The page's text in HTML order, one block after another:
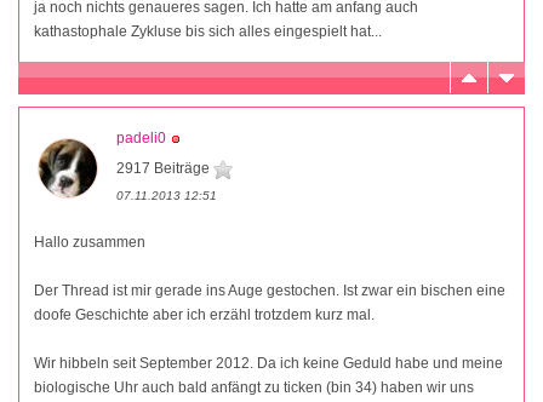
ja noch nichts genaueres sagen. Ich hatte am anfang auch
kathastophale Zykluse bis sich alles eingespielt hat...
padeli0
2917 Beiträge
07.11.2013 12:51
Hallo zusammen
Der Thread ist mir gerade ins Auge gestochen. Ist zwar ein bischen eine
doofe Geschichte aber ich erzähl trotzdem kurz mal.
Wir hibbeln seit September 2012. Da ich keine Geduld habe und meine
biologische Uhr auch bald anfängt zu ticken (bin 34) haben wir uns